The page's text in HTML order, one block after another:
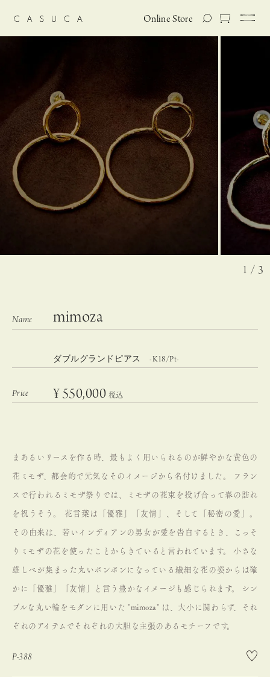
Online Store
1 / 3
mimoza
ダブルグランドピアス -K18/Pt-
¥550,000 税込
まあるいリースを作る時、最もよく用いられるのが鮮やかな黄色の
花ミモザ、都会的で元気なそのイメージから名付けました。 フラン
スで行われるミモザ祭りでは、ミモザの花束を投げ合って春の訪れ
を祝うそう。 花言葉は「優雅」「友情」、そして「秘密の愛」。
その由来は、若いインディアンの男女が愛を告白するとき、こっそ
りミモザの花を使ったことからきていると言われています。 小さな
雄しべが集まった丸いボンボンになっている繊細な花の姿からは確
かに「優雅」「友情」と言う豊かなイメージも感じられます。 シン
プルな丸い輪をモダンに用いた "mimoza" は、大小に関わらず、それ
ぞれのアイテムでそれぞれの大胆な主張のあるモチーフです。
P-388